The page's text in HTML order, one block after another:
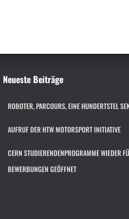
:
Neueste Beiträge
ROBOTER, PARCOURS, EINE HUNDERTSTEL
AUFRUF DER HTW MOTORSPORT INITIATIVE
CERN STUDIERENDENPROGRAMME WIEDER
BEWERBUNGEN GEÖFFNET